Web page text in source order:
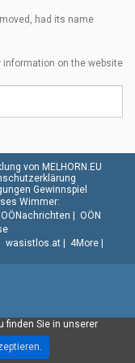
had its name
information on the website
finden Sie in unserer
von MELHORN.EU
Gewinnspiel
Wimmer:
OÖNachrichten
OÖN
wasistlos.at| 4More|